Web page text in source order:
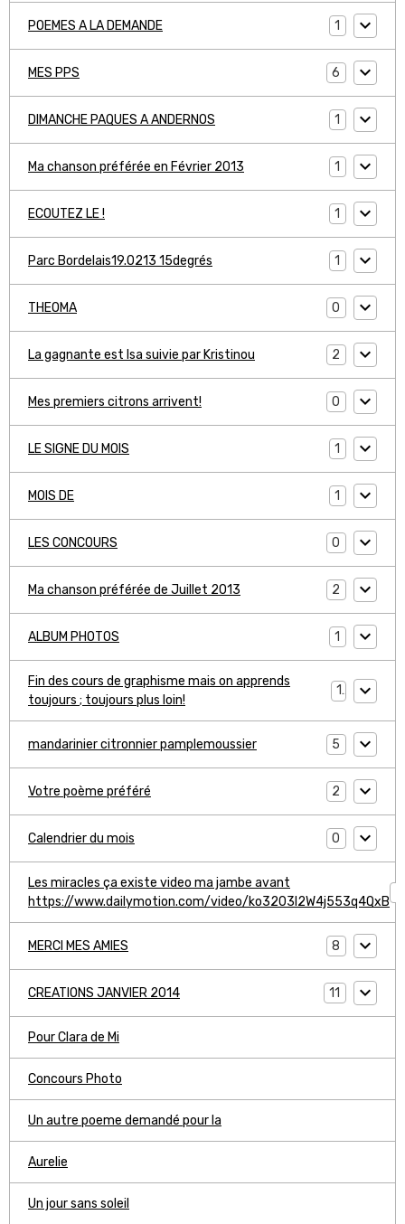
POEMES A LA DEMANDE 1
MES PPS 6
DIMANCHE PAQUES A ANDERNOS 1
Ma chanson préférée en Février 2013 1
ECOUTEZ LE ! 1
Parc Bordelais19.0213 15degrés 1
THEOMA 0
La gagnante est Isa suivie par Kristinou 2
Mes premiers citrons arrivent! 0
LE SIGNE DU MOIS 1
MOIS DE 1
LES CONCOURS 0
Ma chanson préférée de Juillet 2013 2
ALBUM PHOTOS 1
Fin des cours de graphisme mais on apprends
toujours ; toujours plus loin!
1
mandarinier citronnier pamplemoussier 5
Votre poème préféré 2
Calendrier du mois 0
Les miracles ça existe video ma jambe avant
https://www.dailymotion.com/video/ko3203l2W4j553q4QxB
MERCI MES AMIES 8
CREATIONS JANVIER 2014 11
Pour Clara de Mi
Concours Photo
Un autre poeme demandé pour la
Aurelie
Un jour sans soleil